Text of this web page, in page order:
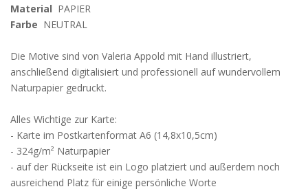
Material PAPIER
Farbe NEUTRAL
Die Motive sind von Valeria Appold mit Hand illustriert,
anschließend digitalisiert und professionell auf wundervollem
Naturpapier gedruckt.
Alles Wichtige zur Karte:
- Karte im Postkartenformat A6 (14,8x10,5cm)
- 324g/m² Naturpapier
- auf der Rückseite ist ein Logo platziert und außerdem noch
ausreichend Platz für einige persönliche Worte